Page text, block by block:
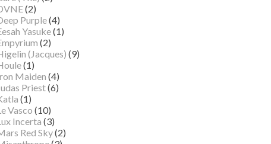
(2)
Purple(4)
Yasuke(1)
(2)
(Jacques) (9)
(1)
Maiden (4)
Priest(6)
(1)
Vasco (10)
Incerta (3)
Red Sky(2)